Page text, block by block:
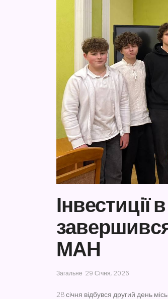
Інвестиції
МАН
Загальне 29 Січня, 2026
28 січня відбувся другий день